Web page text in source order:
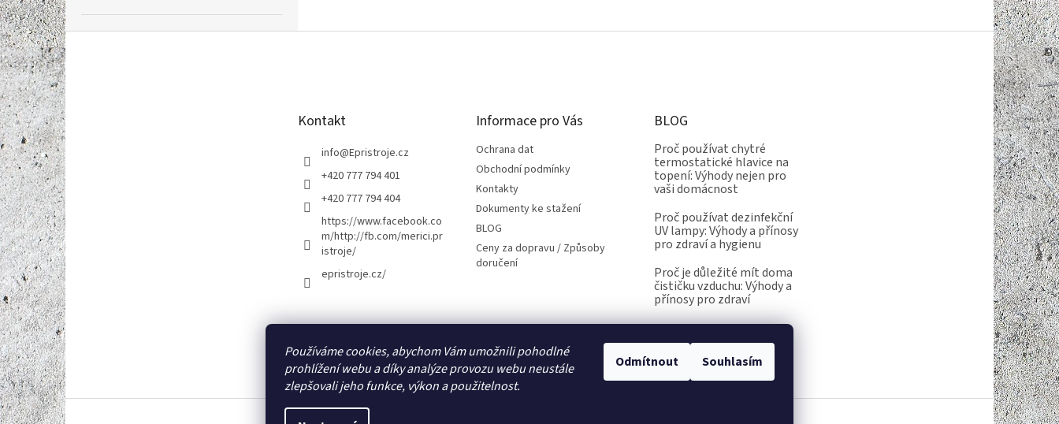
Používáme cookies, abychom Vám umožnili pohodlné
prohlížení webu a díky analýze provozu webu neustále
zlepšovali jeho funkce, výkon a použitelnost.
Odmítnout Souhlasím
Z
á
p
a
t
í Kontakt
info@Epristroje.cz
+420 777 794 401
+420 777 794 404
https://www.facebook.co
m/http://fb.com/merici.pr
istroje/
epristroje.cz/
Informace pro Vás
Ochrana dat
Obchodní podmínky
Kontakty
Dokumenty ke stažení
BLOG
Ceny za dopravu / Způsoby
doručení
BLOG
Proč používat chytré
termostatické hlavice na
topení: Výhody nejen pro
vaši domácnost
Proč používat dezinfekční
UV lampy: Výhody a přínosy
pro zdraví a hygienu
Proč je důležité mít doma
čističku vzduchu: Výhody a
přínosy pro zdraví
Kalibrace.info meteostanice.cz